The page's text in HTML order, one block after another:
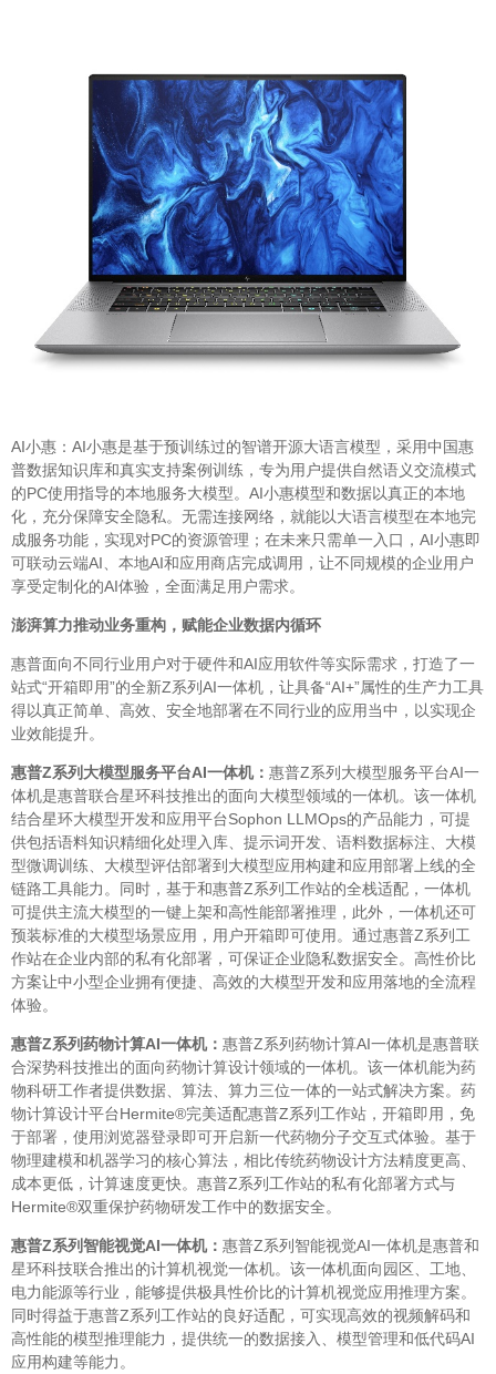
AI小惠：AI小惠是基于预训练过的智谱开源大语言模型，采用中国惠
普数据知识库和真实支持案例训练，专为用户提供自然语义交流模式
的PC使用指导的本地服务大模型。AI小惠模型和数据以真正的本地
化，充分保障安全隐私。无需连接网络，就能以大语言模型在本地完
成服务功能，实现对PC的资源管理；在未来只需单一入口，AI小惠即
可联动云端AI、本地AI和应用商店完成调用，让不同规模的企业用户
享受定制化的AI体验，全面满足用户需求。
澎湃算力推动业务重构，赋能企业数据内循环
惠普面向不同行业用户对于硬件和AI应用软件等实际需求，打造了一
站式“开箱即用”的全新Z系列AI一体机，让具备“AI+”属性的生产力工具
得以真正简单、高效、安全地部署在不同行业的应用当中，以实现企
业效能提升。
惠普Z系列大模型服务平台AI一体机： 惠普Z系列大模型服务平台AI一
体机是惠普联合星环科技推出的面向大模型领域的一体机。该一体机
结合星环大模型开发和应用平台Sophon LLMOps的产品能力，可提
供包括语料知识精细化处理入库、提示词开发、语料数据标注、大模
型微调训练、大模型评估部署到大模型应用构建和应用部署上线的全
链路工具能力。同时，基于和惠普Z系列工作站的全栈适配，一体机
可提供主流大模型的一键上架和高性能部署推理，此外，一体机还可
预装标准的大模型场景应用，用户开箱即可使用。通过惠普Z系列工
作站在企业内部的私有化部署，可保证企业隐私数据安全。高性价比
方案让中小型企业拥有便捷、高效的大模型开发和应用落地的全流程
体验。
惠普Z系列药物计算AI一体机： 惠普Z系列药物计算AI一体机是惠普联
合深势科技推出的面向药物计算设计领域的一体机。该一体机能为药
物科研工作者提供数据、算法、算力三位一体的一站式解决方案。药
物计算设计平台Hermite®完美适配惠普Z系列工作站，开箱即用，免
于部署，使用浏览器登录即可开启新一代药物分子交互式体验。基于
物理建模和机器学习的核心算法，相比传统药物设计方法精度更高、
成本更低，计算速度更快。惠普Z系列工作站的私有化部署方式与
Hermite®双重保护药物研发工作中的数据安全。
惠普Z系列智能视觉AI一体机： 惠普Z系列智能视觉AI一体机是惠普和
星环科技联合推出的计算机视觉一体机。该一体机面向园区、工地、
电力能源等行业，能够提供极具性价比的计算机视觉应用推理方案。
同时得益于惠普Z系列工作站的良好适配，可实现高效的视频解码和
高性能的模型推理能力，提供统一的数据接入、模型管理和低代码AI
应用构建等能力。